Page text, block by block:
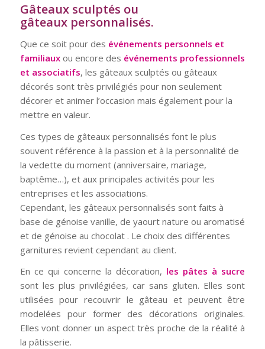
Gâteaux sculptés ou
gâteaux personnalisés.
Que ce soit pour des événements personnels et
familiauxou encore des événements professionnels
et associatifs, les gâteaux sculptés ou gâteaux
décorés sont très privilégiés pour non seulement
décorer et animer l’occasion mais également pour la
mettre en valeur.
Ces types de gâteaux personnalisés font le plus
souvent référence à la passion et à la personnalité de
la vedette du moment (anniversaire, mariage,
baptême…), et aux principales activités pour les
entreprises et les associations.
Cependant, les gâteaux personnalisés sont faits à
base de génoise vanille, de yaourt nature ou aromatisé
et de génoise au chocolat . Le choix des différentes
garnitures revient cependant au client.
En ce qui concerne la décoration, les pâtes à sucre
sont les plus privilégiées, car sans gluten. Elles sont
utilisées pour recouvrir le gâteau et peuvent être
modelées pour former des décorations originales.
Elles vont donner un aspect très proche de la réalité à
la pâtisserie.